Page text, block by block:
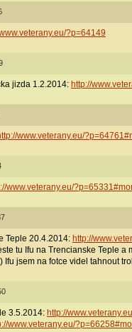
?p=64149
jizda 1.2.2014: http://
www.veterany.eu/
www.veterany.eu/
Teple 20.4.2014: http://
tu Ifu na Trencianske Teple
Ifu jsem na fotce videl tahnout
3.5.2014: http://
www.veterany.eu/